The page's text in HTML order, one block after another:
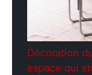
Décoration
espace qui